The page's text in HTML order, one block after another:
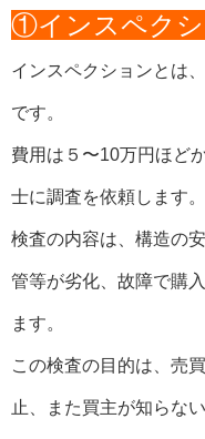
①インスペク
インスペクションとは
です。
費用は５〜10万円ほど
士に調査を依頼します。
検査の内容は、構造の
管等が劣化、故障で購
ます。
この検査の目的は、売
止、また買主が知らな